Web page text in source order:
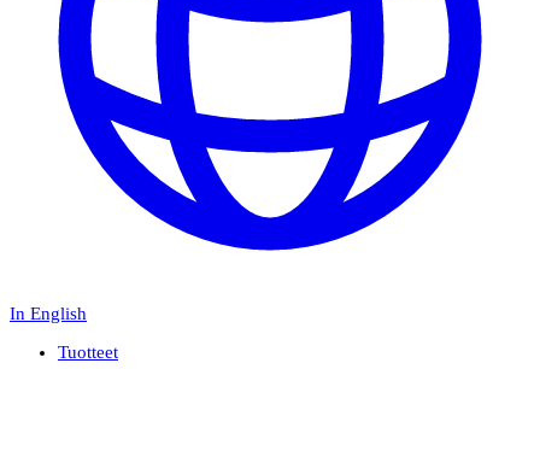
In English
Tuotteet